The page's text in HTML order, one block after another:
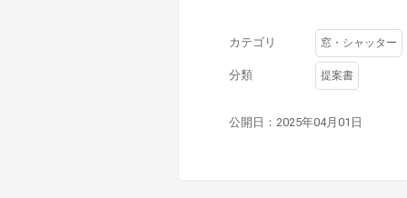
カテゴリ 窓・シャッター
分類 提案書
公開日：2025年04月01日